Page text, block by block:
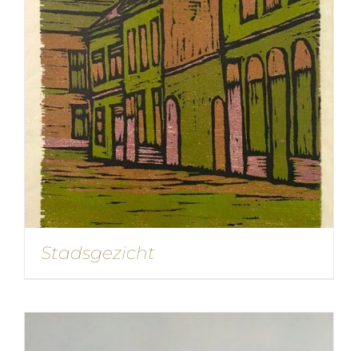
Stadsgezicht